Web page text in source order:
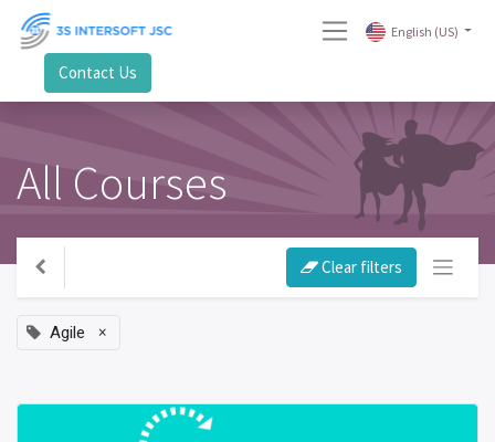
English (US)
Contact Us
All Courses
Clear filters
Agile ×